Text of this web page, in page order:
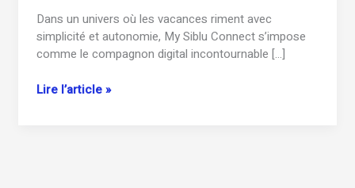
Dans un univers où les vacances riment avec
simplicité et autonomie, My Siblu Connect s’impose
comme le compagnon digital incontournable […]
Découvrez
Lire l’article »